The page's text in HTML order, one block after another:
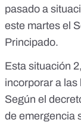
pasado a
este martes el
Principado.
Esta situación
incorporar a
Según el
de emergencia